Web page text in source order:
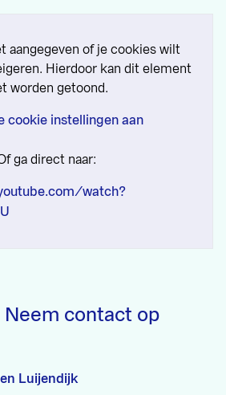
aangegeven of je cookies wilt
Hierdoor kan dit element
worden getoond.
cookie instellingen aan
ga direct naar:
watch?
contact op
Luijendijk